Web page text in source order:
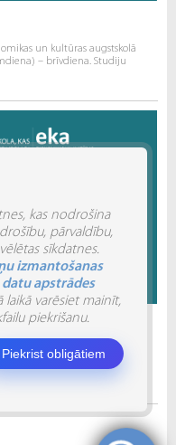
un kultūras augstskolā
– brīvdiena. Studiju
KONFERENCE “INVENTIO 2026”.
augstskola sadarbībā ar
kas nodrošina
pārvaldību,
sīkdatnes.
izmantošanas
apstrādes
laikā varēsiet mainīt,
piekrišanu.
Piekrist obligātiem